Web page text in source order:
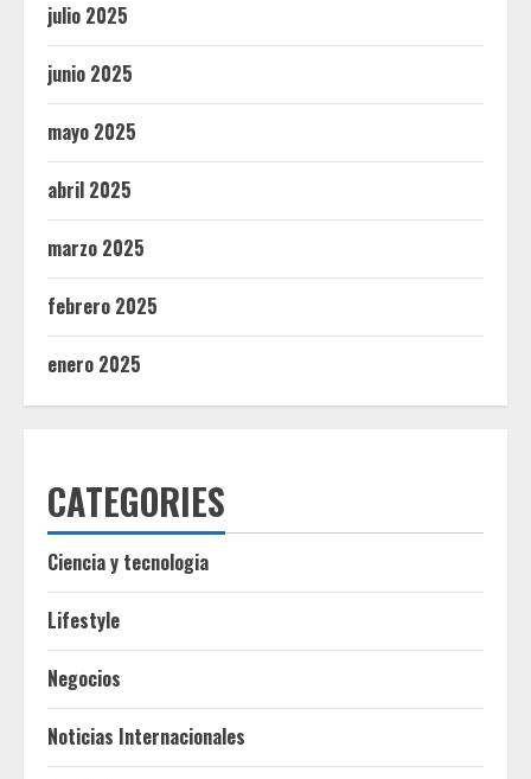
julio 2025
junio 2025
mayo 2025
abril 2025
marzo 2025
febrero 2025
enero 2025
CATEGORIES
Ciencia y tecnologia
Lifestyle
Negocios
Noticias Internacionales